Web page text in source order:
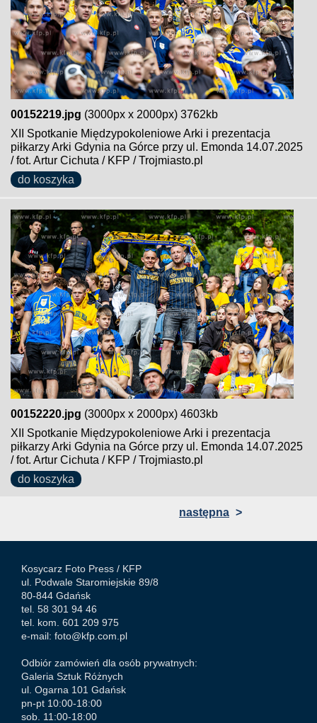
00152219.jpg (3000px x 2000px) 3762kb
XII Spotkanie Międzypokoleniowe Arki i prezentacja
piłkarzy Arki Gdynia na Górce przy ul. Emonda 14.07.2025
/ fot. Artur Cichuta / KFP / Trojmiasto.pl
do koszyka
00152220.jpg (3000px x 2000px) 4603kb
XII Spotkanie Międzypokoleniowe Arki i prezentacja
piłkarzy Arki Gdynia na Górce przy ul. Emonda 14.07.2025
/ fot. Artur Cichuta / KFP / Trojmiasto.pl
do koszyka
następna >
Kosycarz Foto Press / KFP
ul. Podwale Staromiejskie 89/8
80-844 Gdańsk
tel. 58 301 94 46
tel. kom. 601 209 975
e-mail: foto@kfp.com.pl
Odbiór zamówień dla osób prywatnych:
Galeria Sztuk Różnych
ul. Ogarna 101 Gdańsk
pn-pt 10:00-18:00
sob. 11:00-18:00